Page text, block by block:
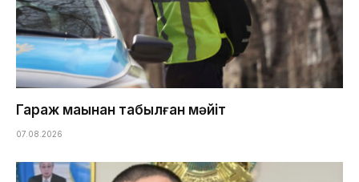
Гараж маңынан табылған мәйіт
07.08.2026